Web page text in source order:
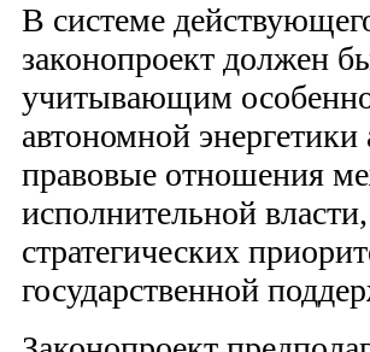
В системе
законопроект должен
учитывающим
автономной
правовые отношения
исполнительной
стратегических
государственной